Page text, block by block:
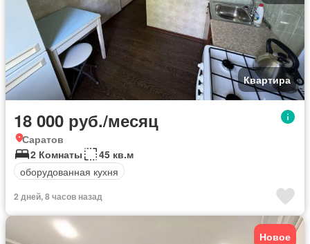
Квартира
18 000 руб./месяц
Саратов
2 Комнаты
45 кв.м
оборудованная кухня
2 дней, 8 часов назад
Новое